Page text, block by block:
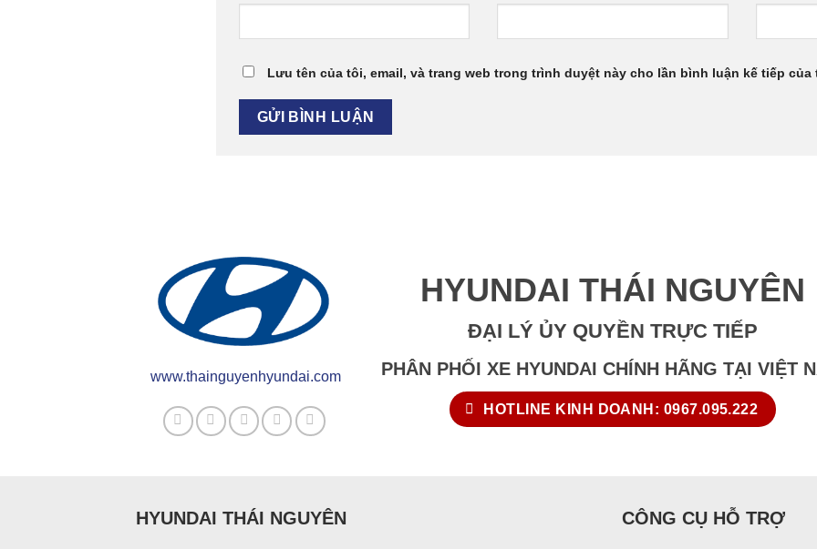
Lưu tên của tôi, email, và trang web trong trình duyệt này cho lần bình luận kế tiếp của
www.thainguyenhyundai.com
HYUNDAI THÁI NGUYÊN
ĐẠI LÝ ỦY QUYỀN TRỰC TIẾP
PHÂN PHỐI XE HYUNDAI CHÍNH HÃNG TẠI VIỆT
HOTLINE KINH DOANH: 0967.095.222
HYUNDAI THÁI NGUYÊN CÔNG CỤ HỖ TRỢ